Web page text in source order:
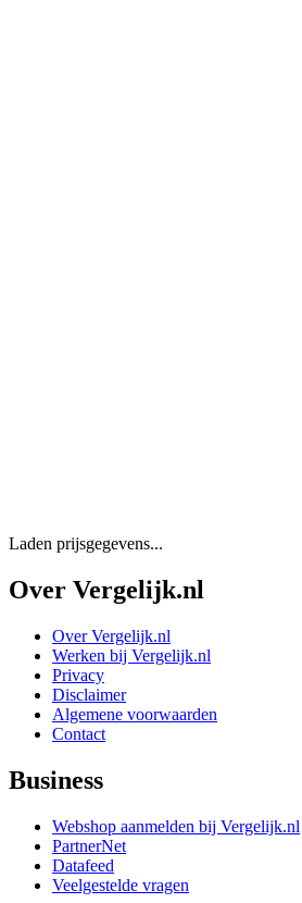
Laden prijsgegevens...
Over Vergelijk.nl
Over Vergelijk.nl
Werken bij Vergelijk.nl
Privacy
Disclaimer
Algemene voorwaarden
Contact
Business
Webshop aanmelden bij Vergelijk.nl
PartnerNet
Datafeed
Veelgestelde vragen